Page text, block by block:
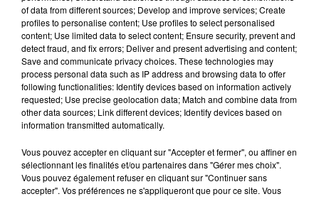
Un tube absolu des années 80, signé par un duo dont
vous avez très probablement oublié le nom. Ce duo,
c'est Double — et ils sont suisses. De Zurich, plus
précisément. Ce qui en fait, statistiquement, l'un des
succès pop les moins attendus de la décennie. Kurt
Maloo et Felix Haug se rencontrent au début des
années 80. Maloo est peintre et guitariste, Haug est
percussionniste. Les débuts sont compliqués. En 1983,
française, pas "deubeul" à l'anglaise, point de détail qui
tenait beaucoup aux intéressés.
of data from different sources; Develop and improve services; Create
profiles to personalise content; Use profiles to select personalised
content; Use limited data to select content; Ensure security, prevent and
detect fraud, and fix errors; Deliver and present advertising and content;
Save and communicate privacy choices. These technologies may
process personal data such as IP address and browsing data to offer
following functionalities: Identify devices based on information actively
requested; Use precise geolocation data; Match and combine data from
other data sources; Link different devices; Identify devices based on
information transmitted automatically.
Vous pouvez accepter en cliquant sur "Accepter et fermer", ou affiner en
sélectionnant les finalités et/ou partenaires dans "Gérer mes choix".
Vous pouvez également refuser en cliquant sur "Continuer sans
accepter". Vos préférences ne s'appliqueront que pour ce site. Vous